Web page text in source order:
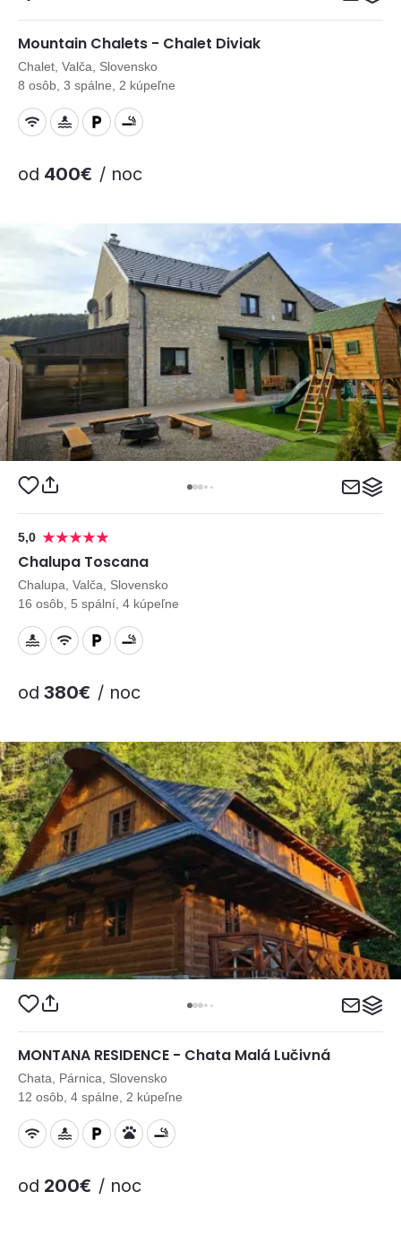
Mountain Chalets - Chalet Diviak
Chalet, Valča, Slovensko
8 osôb, 3 spálne, 2 kúpeľne
od 400€ / noc
5,0
Chalupa Toscana
Chalupa, Valča, Slovensko
16 osôb, 5 spální, 4 kúpeľne
od 380€ / noc
MONTANA RESIDENCE - Chata Malá Lučivná
Chata, Párnica, Slovensko
12 osôb, 4 spálne, 2 kúpeľne
od 200€ / noc